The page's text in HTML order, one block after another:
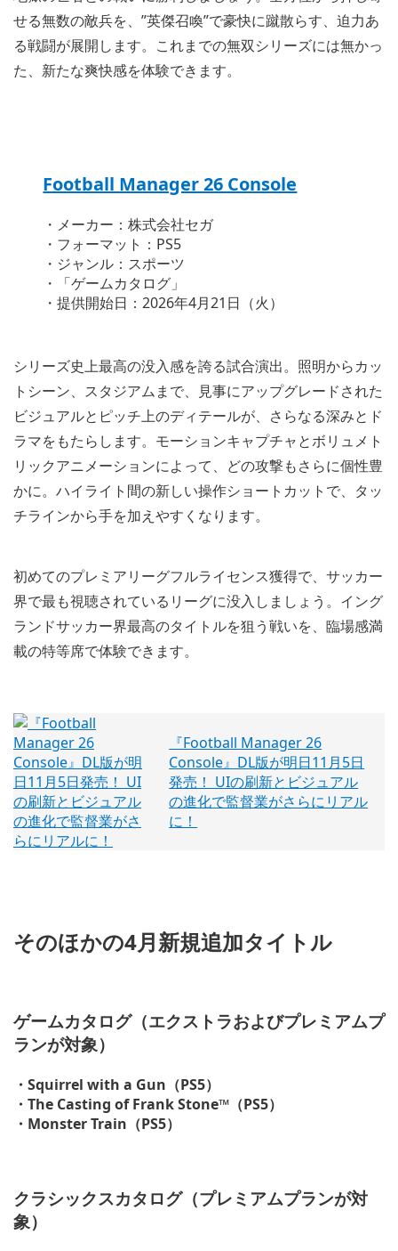
せる無数の敵兵を、”英傑召喚”で豪快に蹴散らす、迫力あ
る戦闘が展開します。これまでの無双シリーズには無かっ
た、新たな爽快感を体験できます。
Football Manager 26 Console
・メーカー：株式会社セガ
・フォーマット：PS5
・ジャンル：スポーツ
・「ゲームカタログ」
・提供開始日：2026年4月21日（火）
シリーズ史上最高の没入感を誇る試合演出。照明からカッ
トシーン、スタジアムまで、見事にアップグレードされた
ビジュアルとピッチ上のディテールが、さらなる深みとド
ラマをもたらします。モーションキャプチャとボリュメト
リックアニメーションによって、どの攻撃もさらに個性豊
かに。ハイライト間の新しい操作ショートカットで、タッ
チラインから手を加えやすくなります。
初めてのプレミアリーグフルライセンス獲得で、サッカー
界で最も視聴されているリーグに没入しましょう。イング
ランドサッカー界最高のタイトルを狙う戦いを、臨場感満
載の特等席で体験できます。
『Football Manager 26
Console』DL版が明日11月5日
発売！ UIの刷新とビジュアル
の進化で監督業がさらにリアル
に！
そのほかの4月新規追加タイトル
ゲームカタログ（エクストラおよびプレミアムプ
ランが対象）
・Squirrel with a Gun（PS5）
・The Casting of Frank Stone™（PS5）
・Monster Train（PS5）
クラシックスカタログ（プレミアムプランが対
象）